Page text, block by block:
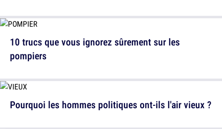
10 trucs que vous ignorez sûrement sur les
pompiers
Pourquoi les hommes politiques ont-ils l'air vieux ?